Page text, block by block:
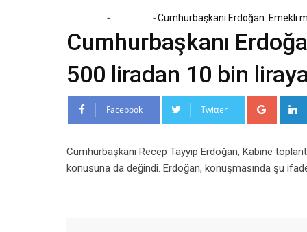
- -Cumhurbaşkanı Erdoğan: Emekli
Cumhurbaşkanı
500 liradan 10 bin
Facebook Twitter
Cumhurbaşkanı Recep Tayyip Erdoğan, Kabine
konusuna da değindi. Erdoğan, konuşmasında şu